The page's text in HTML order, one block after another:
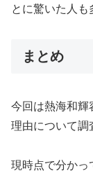
とに驚いた人も
まとめ
今回は熱海和輝
理由について調
現時点で分かっ